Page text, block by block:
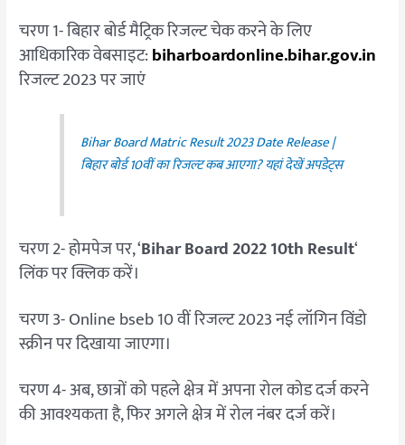
चरण 1- बिहार बोर्ड मैट्रिक रिजल्ट चेक करने के लिए
आधिकारिक वेबसाइट:biharboardonline.bihar.gov.in
रिजल्ट 2023 पर जाएं
Bihar Board Matric Result 2023 Date Release |
बिहार बोर्ड 10वीं का रिजल्‍ट कब आएगा? यहां देखें अपडेट्स
चरण 2- होमपेज पर, ‘Bihar Board 2022 10th Result‘
लिंक पर क्लिक करें।
चरण 3- Online bseb 10 वीं रिजल्ट 2023 नई लॉगिन विंडो
स्क्रीन पर दिखाया जाएगा।
चरण 4- अब, छात्रों को पहले क्षेत्र में अपना रोल कोड दर्ज करने
की आवश्यकता है, फिर अगले क्षेत्र में रोल नंबर दर्ज करें।